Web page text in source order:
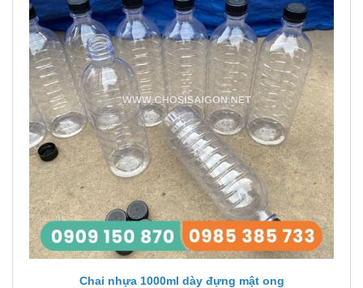
Chai nhựa 1000ml dày đựng mật ong